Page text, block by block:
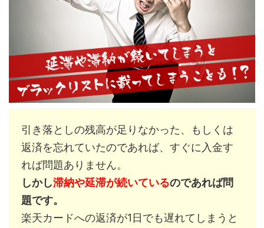
引き落としの残高が足りなかった、もしくは
返済を忘れていたのであれば、すぐに入金す
れば問題ありません。
しかし滞納や延滞が続いているのであれば問
題です。
楽天カードへの返済が1日でも遅れてしまうと